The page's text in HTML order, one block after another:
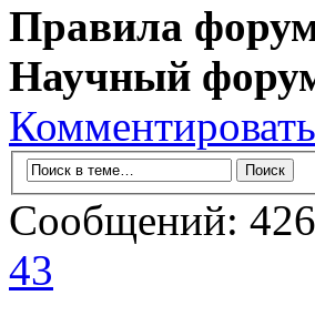
Правила
Научный
Комментировать
Сообщений:
43